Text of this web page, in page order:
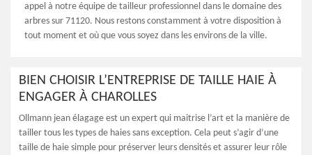
appel à notre équipe de tailleur professionnel dans le domaine des
arbres sur 71120. Nous restons constamment à votre disposition à
tout moment et où que vous soyez dans les environs de la ville.
BIEN CHOISIR L’ENTREPRISE DE TAILLE HAIE À
ENGAGER À CHAROLLES
Ollmann jean élagage est un expert qui maitrise l’art et la manière de
tailler tous les types de haies sans exception. Cela peut s’agir d’une
taille de haie simple pour préserver leurs densités et assurer leur rôle